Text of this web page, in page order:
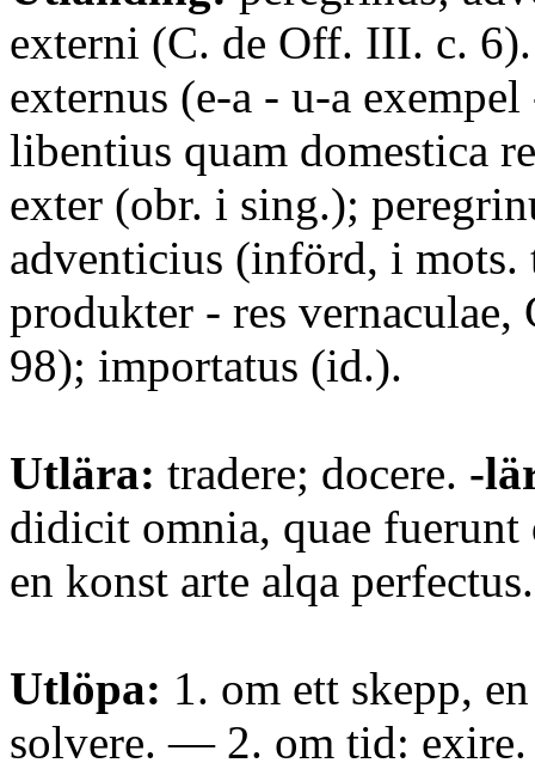
externi (C. de Off. III. c.
externus (e-a - u-a
libentius quam domestica
exter (obr. i sing.);
adventicius (införd, i mots.
produkter - res vernaculae,
98); importatus (id.).
Utlära: tradere; docere. -
didicit omnia, quae fuerunt
en konst arte alqa perfectus.
Utlöpa: 1. om ett skepp,
solvere. — 2. om tid: exire.